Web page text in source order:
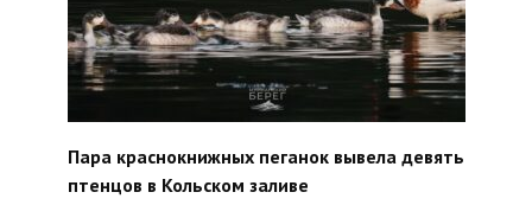
Пара краснокнижных пеганок вывела девять
птенцов в Кольском заливе